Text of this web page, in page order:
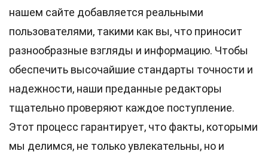
нашем сайте добавляется реальными
пользователями, такими как вы, что приносит
разнообразные взгляды и информацию. Чтобы
обеспечить высочайшие стандарты точности и
надежности, наши преданные редакторы
тщательно проверяют каждое поступление.
Этот процесс гарантирует, что факты, которыми
мы делимся, не только увлекательны, но и